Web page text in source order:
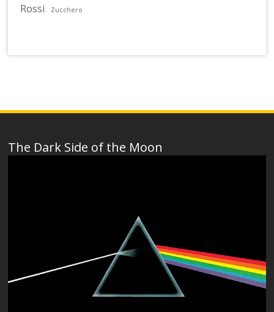
Rossi
Zucchero
The Dark Side of the Moon